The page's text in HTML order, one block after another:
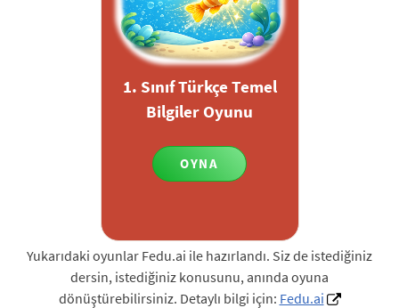
1. Sınıf Türkçe Temel
Bilgiler Oyunu
OYNA
Yukarıdaki oyunlar Fedu.ai ile hazırlandı. Siz de istediğiniz
dersin, istediğiniz konusunu, anında oyuna
dönüştürebilirsiniz. Detaylı bilgi için: Fedu.ai